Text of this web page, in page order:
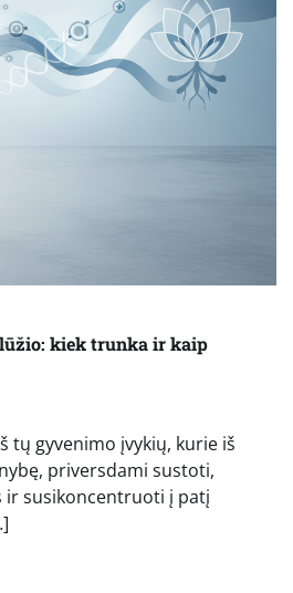
kiek trunka ir kaip
tų gyvenimo įvykių, kurie iš
priversdami sustoti,
ir susikoncentruoti į patį